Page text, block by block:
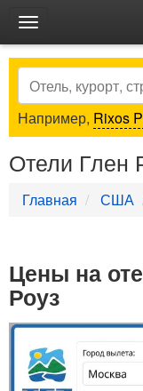
Toggle
navigation
Search
Например, Rixos
Отели Глен
Главная США
Цены на
Роуз